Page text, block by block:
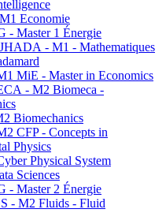
Economie
- Master 1 Énergie
- M1 - Mathematiques
MiE - Master in Economics
- M2 Biomeca -
Biomechanics
CFP - Concepts in
Physics
Physical System
Sciences
- Master 2 Énergie
- M2 Fluids - Fluid